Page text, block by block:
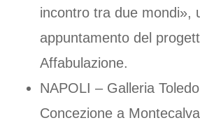
incontro tra due mondi»,
appuntamento del
Affabulazione.
NAPOLI – Galleria
Concezione a